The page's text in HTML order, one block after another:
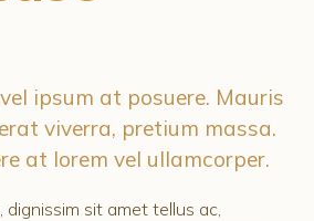
ipsum at posuere. Mauris
viverra, pretium massa.
at lorem vel ullamcorper.
dignissim sit amet tellus ac,